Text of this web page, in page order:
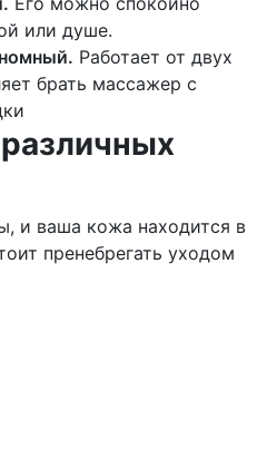
или душе.
Работает от двух
брать массажер с
и ваша кожа находится в
пренебрегать уходом